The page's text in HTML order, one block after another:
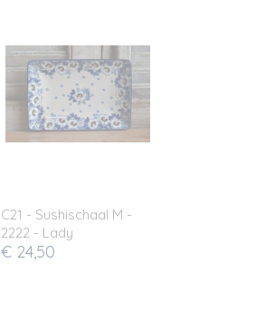
C21 - Sushischaal M -
2222 - Lady
€ 24,50